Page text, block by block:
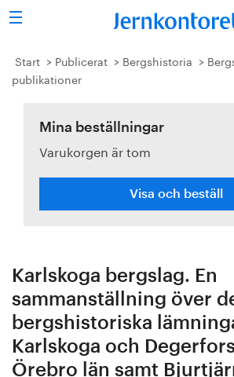
Sök
Stålindustrin
Forskning/utbildning
Energi/miljö
Vi tycker
Bildbank
Om oss
Start Publicerat Bergshistoria
publikationer
Mina beställningar
Varukorgen är tom
Visa och beställ
Karlskoga bergslag. En
sammanställning över
bergshistoriska
Karlskoga och
Örebro län samt